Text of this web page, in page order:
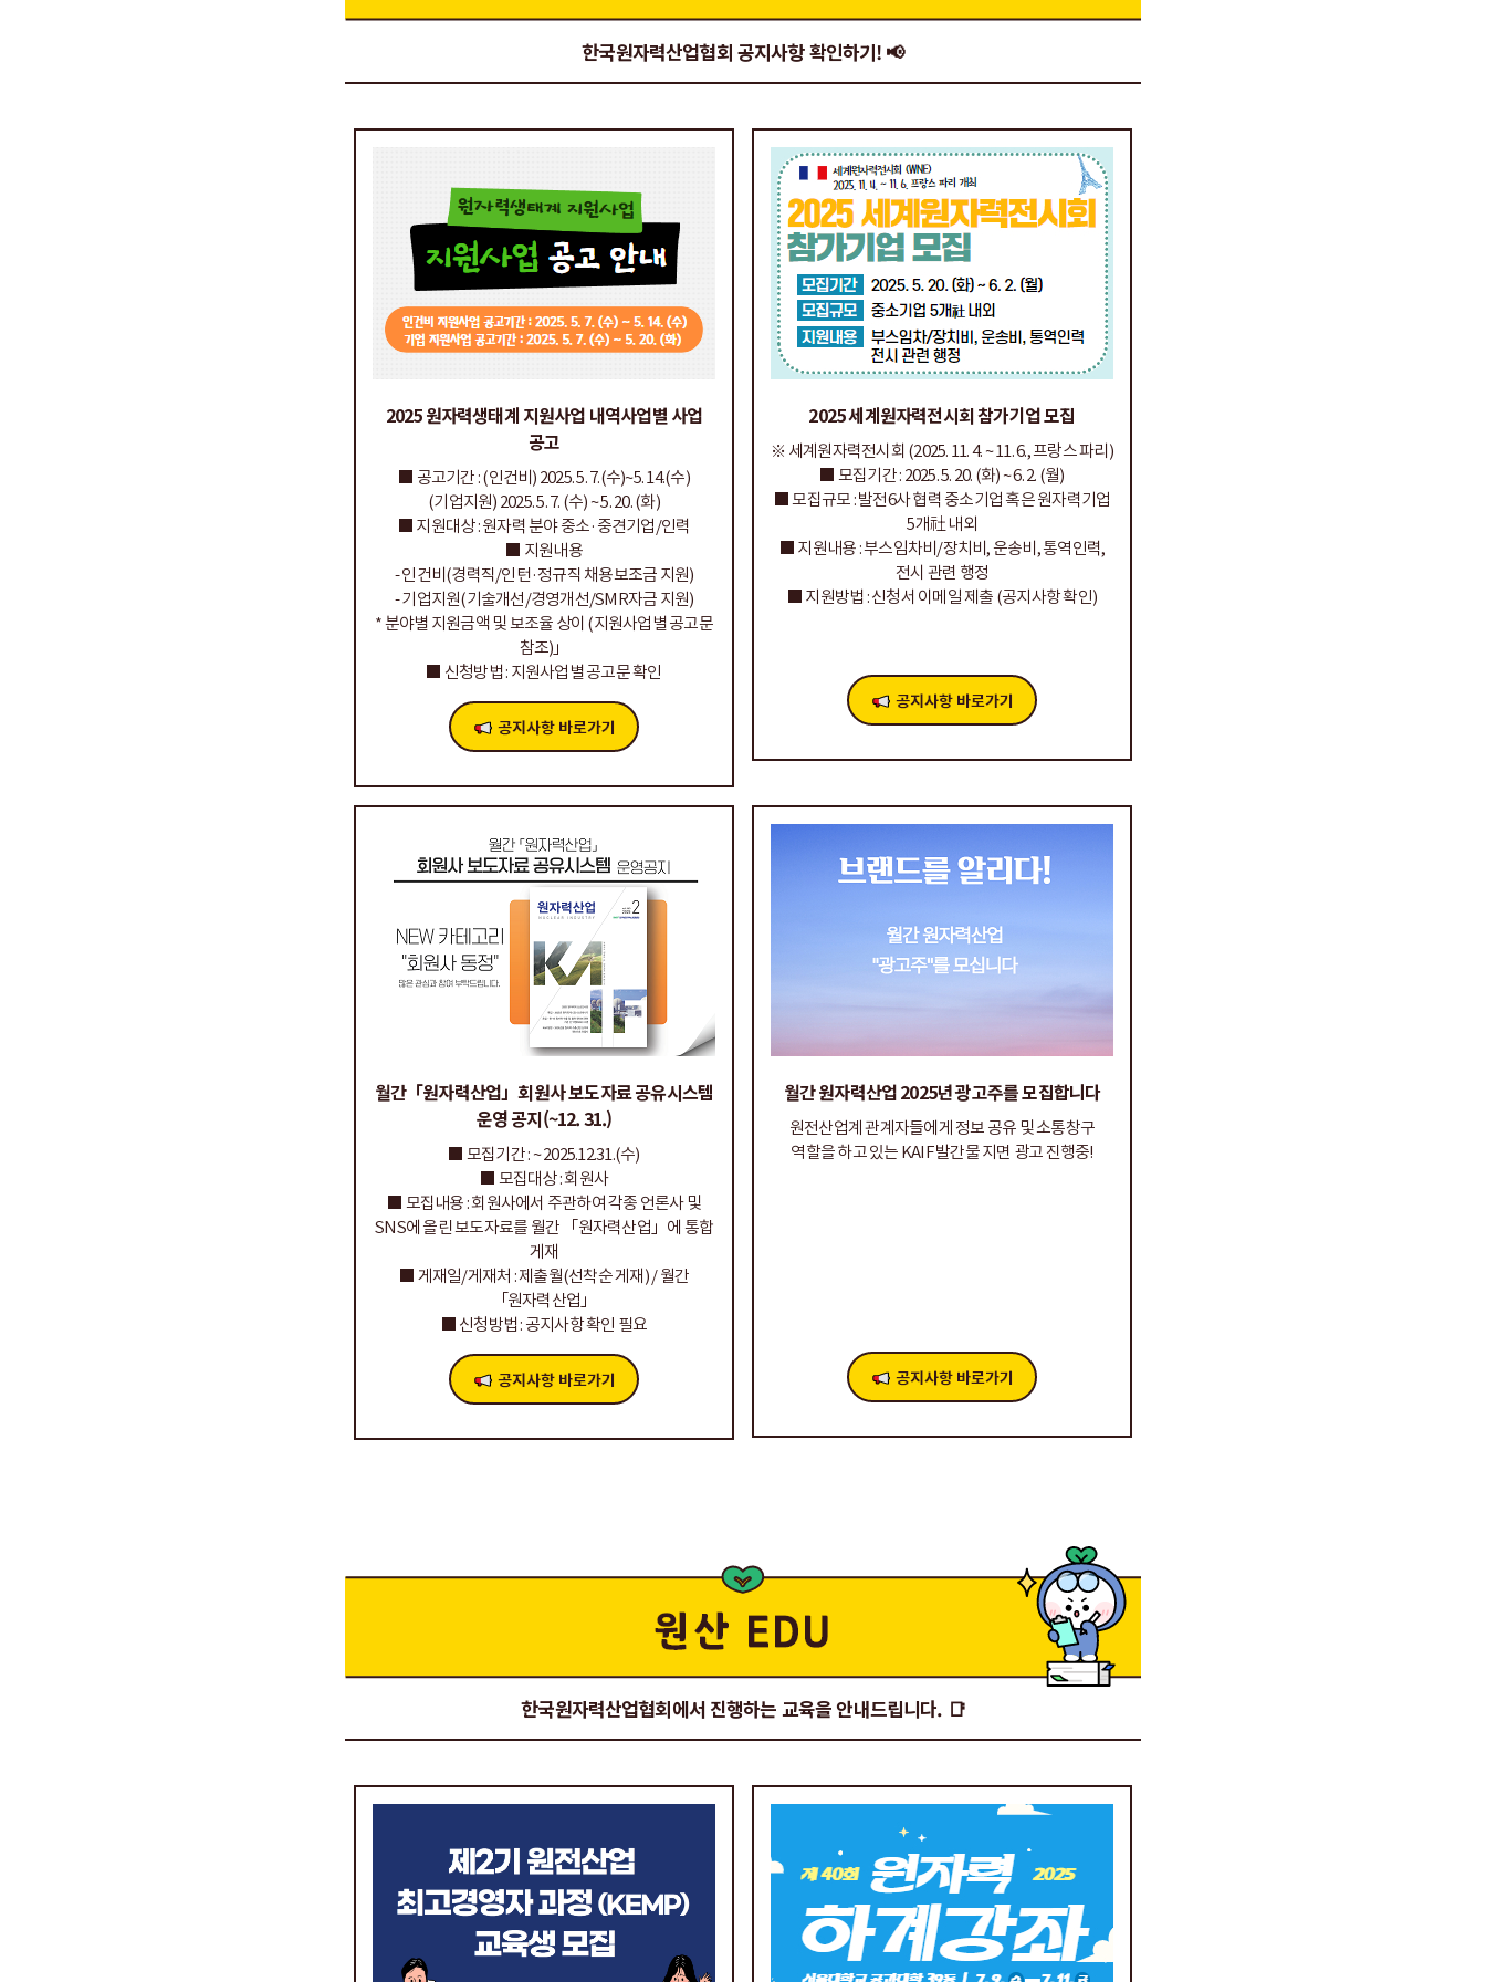
한국원자력산업협회 공지사항 확인하기! 📢
2025 원자력생태계 지원사업 내역사업별 사업
공고
■ 공고기간 : (인건비) 2025. 5. 7.(수)~5. 14.(수)
(기업지원) 2025. 5. 7. (수) ~ 5. 20. (화)
■ 지원대상 : 원자력 분야 중소·중견기업/인력
■ 지원내용
- 인건비(경력직/인턴·정규직 채용보조금 지원)
- 기업지원(기술개선/경영개선/SMR자금 지원)
* 분야별 지원금액 및 보조율 상이 (지원사업별 공고문
참조)」
■ 신청방법 : 지원사업별 공고문 확인
2025 세계원자력전시회 참가기업 모집
※ 세계원자력전시회 (2025. 11. 4. ~ 11. 6., 프랑스 파리)
■ 모집기간 : 2025. 5. 20. (화) ~ 6. 2. (월)
■ 모집규모 : 발전6사 협력 중소기업 혹은 원자력기업
5개社 내외
■ 지원내용 : 부스임차비/장치비, 운송비, 통역인력,
전시 관련 행정
■ 지원방법 : 신청서 이메일 제출 (공지사항 확인)
월간「원자력산업」회원사 보도자료 공유시스템
운영 공지(~12. 31.)
■ 모집기간 : ~ 2025.12.31.(수)
■ 모집대상 : 회원사
■ 모집내용 : 회원사에서 주관하여 각종 언론사 및
SNS에 올린 보도자료를 월간 「원자력산업」에 통합
게재
■ 게재일/게재처 : 제출월(선착순 게재) / 월간
「원자력산업」
■ 신청방법 : 공지사항 확인 필요
월간 원자력산업 2025년 광고주를 모집합니다
원전산업계 관계자들에게 정보 공유 및 소통창구
역할을 하고 있는 KAIF 발간물 지면 광고 진행중!
한국원자력산업협회에서 진행하는 교육을 안내드립니다. 📑